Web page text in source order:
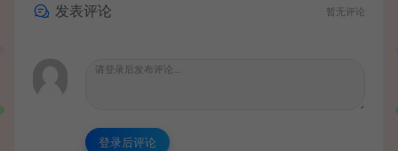
发表评论 暂无评论
登录后评论